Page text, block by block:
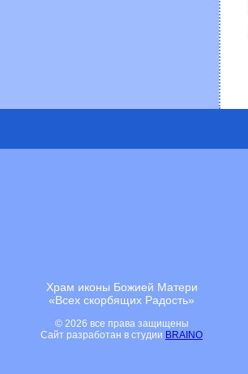
Храм иконы Божией Матери
«Всех скорбящих Радость»
© 2026 все права защищены
Сайт разработан в студии BRAINO